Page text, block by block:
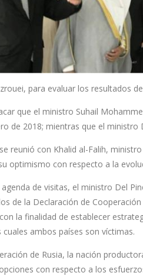
para evaluar los resultados
que el ministro Suhail
de 2018; mientras que el
reunió con Khalid al-Falih,
optimismo con respecto a la
de visitas, el ministro Del
de la Declaración de
la finalidad de establecer
cuales ambos países son víctimas.
de Rusia, la nación
con respecto a los